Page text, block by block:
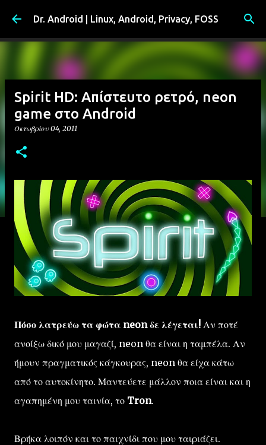
Μετάβαση στο κύριο περιεχόμενο
Dr. Android | Linux, Android, Privacy, FOSS
Spirit HD: Απίστευτο ρετρό, neon
game στο Android
Οκτωβρίου 04, 2011
Πόσο λατρεύω τα φώτα neon δε λέγεται! Αν ποτέ
ανοίξω δικό μου μαγαζί, neon θα είναι η ταμπέλα. Αν
ήμουν πραγματικός κάγκουρας, neon θα είχα κάτω
από το αυτοκίνητο. Μαντεύετε μάλλον ποια είναι και η
αγαπημένη μου ταινία, το Tron.
Βρήκα λοιπόν και το παιχνίδι που μου ταιριάζει.